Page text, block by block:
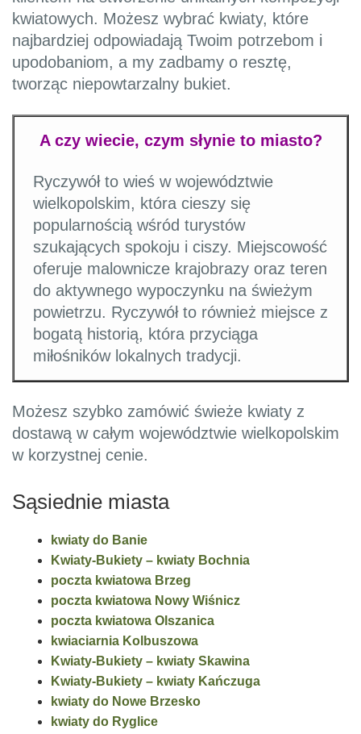
kwiatowych. Możesz wybrać kwiaty, które
najbardziej odpowiadają Twoim potrzebom i
upodobaniom, a my zadbamy o resztę,
tworząc niepowtarzalny bukiet.
A czy wiecie, czym słynie to miasto?
Ryczywół to wieś w województwie
wielkopolskim, która cieszy się
popularnością wśród turystów
szukających spokoju i ciszy. Miejscowość
oferuje malownicze krajobrazy oraz teren
do aktywnego wypoczynku na świeżym
powietrzu. Ryczywół to również miejsce z
bogatą historią, która przyciąga
miłośników lokalnych tradycji.
Możesz szybko zamówić świeże kwiaty z
dostawą w całym województwie wielkopolskim
w korzystnej cenie.
Sąsiednie miasta
kwiaty do Banie
Kwiaty-Bukiety – kwiaty Bochnia
poczta kwiatowa Brzeg
poczta kwiatowa Nowy Wiśnicz
poczta kwiatowa Olszanica
kwiaciarnia Kolbuszowa
Kwiaty-Bukiety – kwiaty Skawina
Kwiaty-Bukiety – kwiaty Kańczuga
kwiaty do Nowe Brzesko
kwiaty do Ryglice